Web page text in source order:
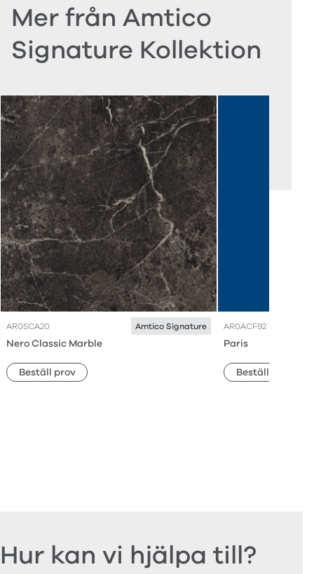
Mer från Amtico
Signature Kollektion
AR0SCA20 Amtico Signature
Nero Classic Marble
Beställ prov
AR0ACF92
Paris
Beställ prov
Hur kan vi hjälpa till?